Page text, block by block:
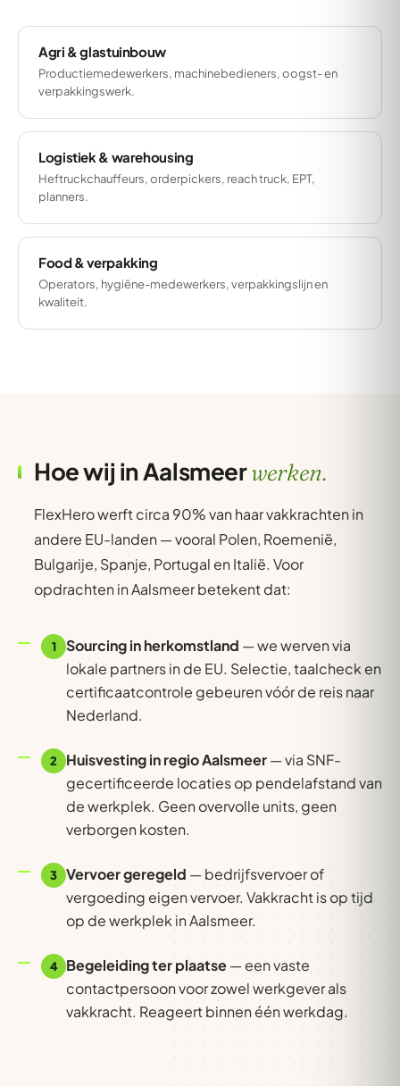
Agri & glastuinbouw
Productiemedewerkers, machinebedieners, oogst- en
verpakkingswerk.
Logistiek & warehousing
Heftruckchauffeurs, orderpickers, reach truck, EPT,
planners.
Food & verpakking
Operators, hygiëne-medewerkers, verpakkingslijn en
kwaliteit.
Hoe wij in Aalsmeerwerken.
FlexHero werft circa 90% van haar vakkrachten in
andere EU-landen — vooral Polen, Roemenië,
Bulgarije, Spanje, Portugal en Italië. Voor
opdrachten in Aalsmeer betekent dat:
1 Sourcing in herkomstland — we werven via
lokale partners in de EU. Selectie, taalcheck en
certificaatcontrole gebeuren vóór de reis naar
Nederland.
2 Huisvesting in regio Aalsmeer— via SNF-
gecertificeerde locaties op pendelafstand van
de werkplek. Geen overvolle units, geen
verborgen kosten.
3 Vervoer geregeld — bedrijfsvervoer of
vergoeding eigen vervoer. Vakkracht is op tijd
op de werkplek in Aalsmeer.
4 Begeleiding ter plaatse— een vaste
contactpersoon voor zowel werkgever als
vakkracht. Reageert binnen één werkdag.